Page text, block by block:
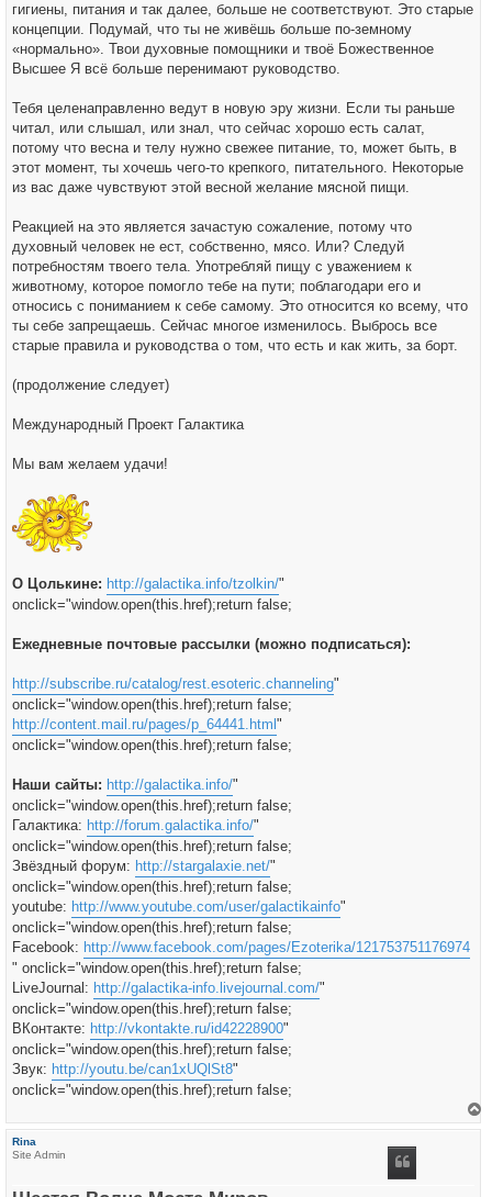
гигиены, питания и так далее, больше не соответствуют. Это старые
концепции. Подумай, что ты не живёшь больше по-земному
«нормально». Твои духовные помощники и твоё Божественное
Высшее Я всё больше перенимают руководство.
Тебя целенаправленно ведут в новую эру жизни. Если ты раньше
читал, или слышал, или знал, что сейчас хорошо есть салат,
потому что весна и телу нужно свежее питание, то, может быть, в
этот момент, ты хочешь чего-то крепкого, питательного. Некоторые
из вас даже чувствуют этой весной желание мясной пищи.
Реакцией на это является зачастую сожаление, потому что
духовный человек не ест, собственно, мясо. Или? Следуй
потребностям твоего тела. Употребляй пищу с уважением к
животному, которое помогло тебе на пути; поблагодари его и
относись с пониманием к себе самому. Это относится ко всему, что
ты себе запрещаешь. Сейчас многое изменилось. Выбрось все
старые правила и руководства о том, что есть и как жить, за борт.
(продолжение следует)
Международный Проект Галактика
Мы вам желаем удачи!
О Цолькине: http://galactika.info/tzolkin/"
onclick="window.open(this.href);return false;
Ежедневные почтовые рассылки (можно подписаться):
http://subscribe.ru/catalog/rest.esoteric.channeling"
onclick="window.open(this.href);return false;
http://content.mail.ru/pages/p_64441.html "
onclick="window.open(this.href);return false;
Наши сайты: http://galactika.info/"
onclick="window.open(this.href);return false;
Галактика: http://forum.galactika.info/"
onclick="window.open(this.href);return false;
Звёздный форум: http://stargalaxie.net/"
onclick="window.open(this.href);return false;
youtube: http://www.youtube.com/user/galactikainfo"
onclick="window.open(this.href);return false;
Facebook: http://www.facebook.com/pages/Ezoterika/121753751176974
" onclick="window.open(this.href);return false;
LiveJournal: http://galactika-info.livejournal.com/"
onclick="window.open(this.href);return false;
ВКонтакте: http://vkontakte.ru/id42228900"
onclick="window.open(this.href);return false;
Звук: http://youtu.be/can1xUQlSt8"
onclick="window.open(this.href);return false;
Rina
Site Admin